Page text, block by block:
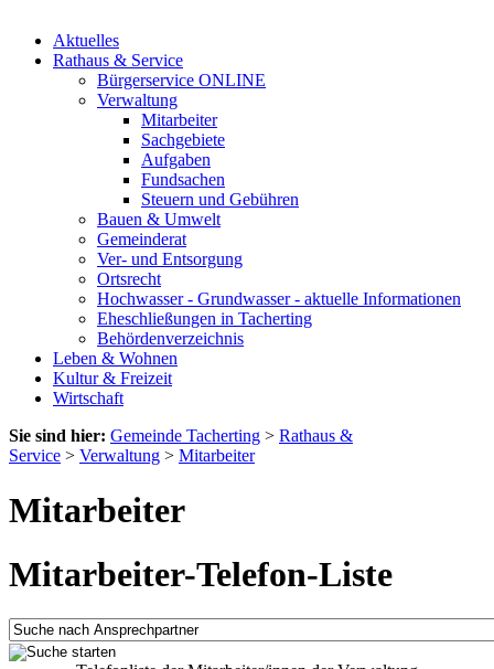
Aktuelles
Rathaus & Service
Bürgerservice ONLINE
Verwaltung
Mitarbeiter
Sachgebiete
Aufgaben
Fundsachen
Steuern und Gebühren
Bauen & Umwelt
Gemeinderat
Ver- und Entsorgung
Ortsrecht
Hochwasser - Grundwasser - aktuelle Informationen
Eheschließungen in Tacherting
Behördenverzeichnis
Leben & Wohnen
Kultur & Freizeit
Wirtschaft
Sie sind hier: Gemeinde Tacherting > Rathaus &
Service > Verwaltung > Mitarbeiter
Mitarbeiter
Mitarbeiter-Telefon-Liste